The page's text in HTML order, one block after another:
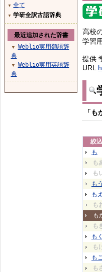
高校
学習
提供
URL
「
絞
も
も
も
もう
もえ
も
も
も
もく
も
もこ
も
▼ 全て
▼ 学研全訳古語辞典
最近追加された辞書
▼
Weblio実用類語辞
典
▼
Weblio実用英語辞
典